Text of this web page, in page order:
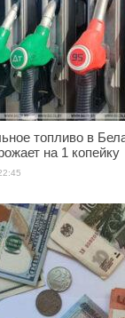
топливо в
на 1 копейку